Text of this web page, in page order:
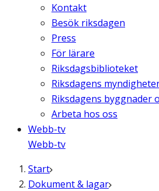
Kontakt
Besök riksdagen
Press
För lärare
Riksdagsbiblioteket
Riksdagens
Riksdagens byggnader
Arbeta hos oss
Webb-tv
Webb-tv
Start
Dokument & lagar